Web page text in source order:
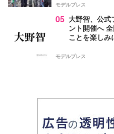
モデルプレス
05 大野智、公式
ント開催へ
ことを楽しみ
モデルプレス